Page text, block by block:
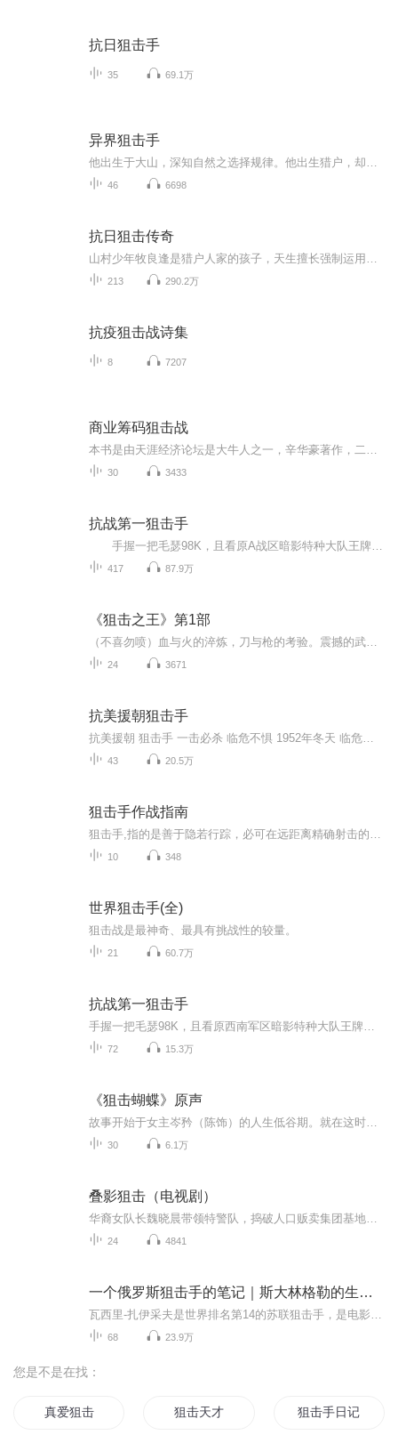
抗日狙击手
35 69.1万
异界狙击手
46 6698
抗日狙击传奇
213 290.2万
抗疫狙击战诗集
8 7207
商业筹码狙击战
30 3433
抗战第一狙击手
417 87.9万
《狙击之王》第1部
24 3671
抗美援朝狙击手
43 20.5万
狙击手作战指南
10 348
世界狙击手(全)
狙击战是最神奇、最具有挑战性的较量。
21 60.7万
抗战第一狙击手
72 15.3万
《狙击蝴蝶》原声
30 6.1万
叠影狙击（电视剧）
24 4841
一个俄罗斯狙击手的笔记｜斯大林格勒的生死狙击
68 23.9万
您是不是在找：
真爱狙击 狙击天才 狙击手日记